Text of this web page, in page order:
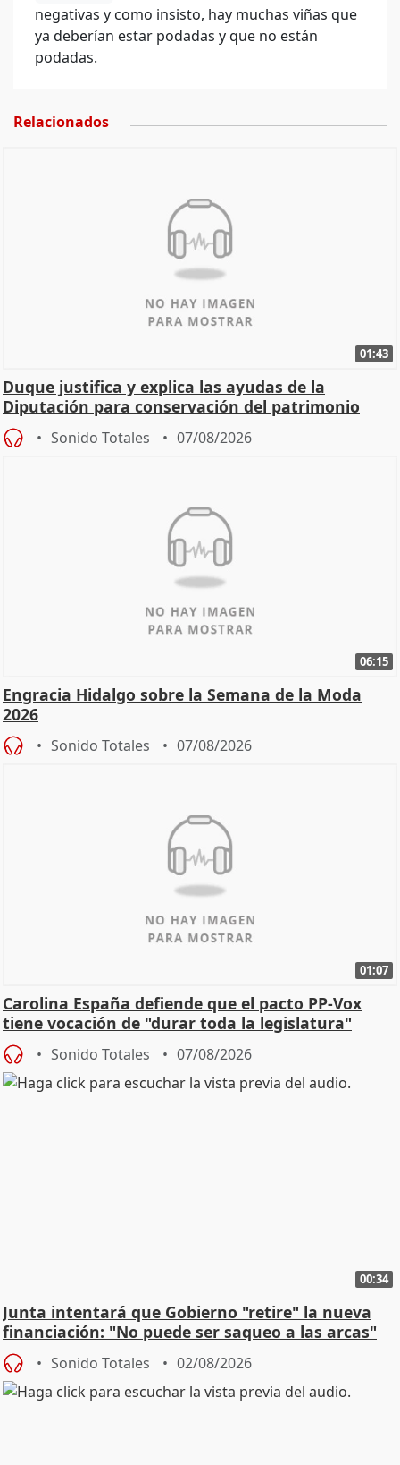
negativas y como insisto, hay muchas viñas que
ya deberían estar podadas y que no están
podadas.
Relacionados
01:43
Duque justifica y explica las ayudas de la
Diputación para conservación del patrimonio
Sonido Totales 07/08/2026
06:15
Engracia Hidalgo sobre la Semana de la Moda
2026
Sonido Totales 07/08/2026
01:07
Carolina España defiende que el pacto PP-Vox
tiene vocación de "durar toda la legislatura"
Sonido Totales 07/08/2026
00:34
Junta intentará que Gobierno "retire" la nueva
financiación: "No puede ser saqueo a las arcas"
Sonido Totales 02/08/2026